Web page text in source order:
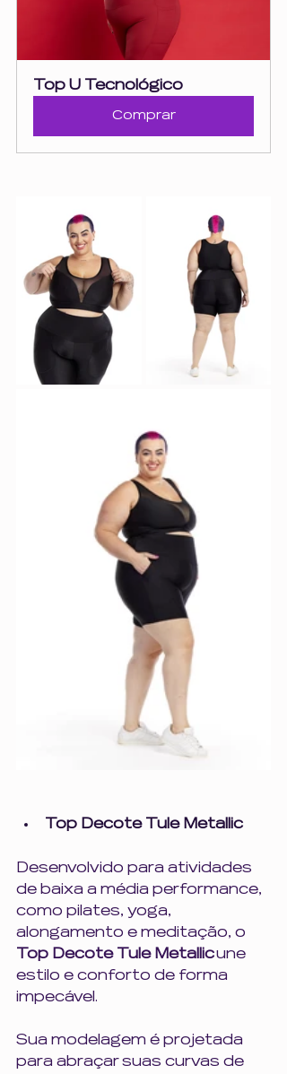
Top U Tecnológico
Comprar
Top Decote Tule Metallic
Desenvolvido para atividades
de baixa a média performance,
como pilates, yoga,
alongamento e meditação, o
Top Decote Tule Metallic une
estilo e conforto de forma
impecável.
Sua modelagem é projetada
para abraçar suas curvas de